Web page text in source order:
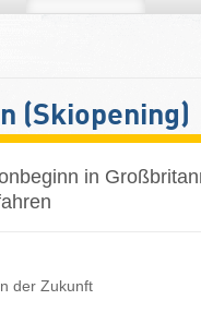
(Skiopening)
in
der Zukunft